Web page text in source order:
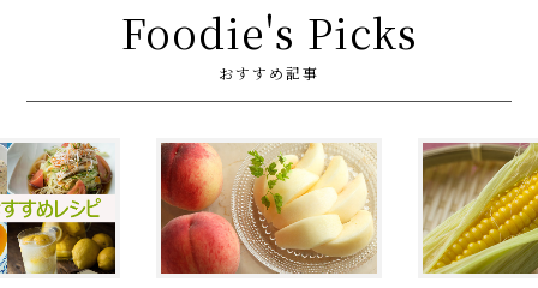
Foodie's Picks
おすすめ記事